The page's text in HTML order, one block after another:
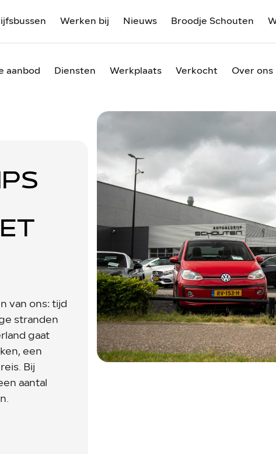
Werken bij Nieuws Broodje Schouten
aanbod Diensten Werkplaats Verkocht Over ons
van ons: tijd
stranden
gaat
een
Bij
aantal